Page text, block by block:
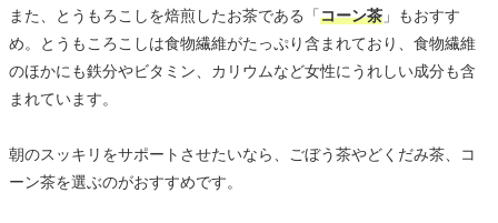
また、とうもろこしを焙煎したお茶である「コーン茶 」もおすす
め。とうもころこしは食物繊維がたっぷり含まれており、食物繊維
のほかにも鉄分やビタミン、カリウムなど女性にうれしい成分も含
まれています。
朝のスッキリをサポートさせたいなら、ごぼう茶やどくだみ茶、コ
ーン茶を選ぶのがおすすめです。